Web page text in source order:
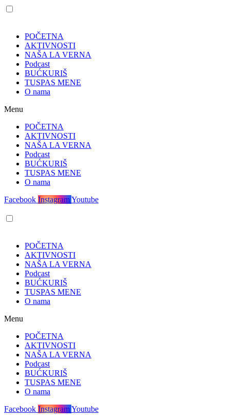
POČETNA
AKTIVNOSTI
NAŠA LA VERNA
Podcast
BUĆKURIŠ
TUSPAS MENE
O nama
Menu
POČETNA
AKTIVNOSTI
NAŠA LA VERNA
Podcast
BUĆKURIŠ
TUSPAS MENE
O nama
Facebook InstagramYoutube
POČETNA
AKTIVNOSTI
NAŠA LA VERNA
Podcast
BUĆKURIŠ
TUSPAS MENE
O nama
Menu
POČETNA
AKTIVNOSTI
NAŠA LA VERNA
Podcast
BUĆKURIŠ
TUSPAS MENE
O nama
Facebook InstagramYoutube